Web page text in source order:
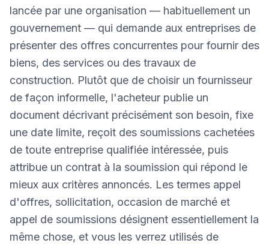
lancée par une organisation — habituellement un
gouvernement — qui demande aux entreprises de
présenter des offres concurrentes pour fournir des
biens, des services ou des travaux de
construction. Plutôt que de choisir un fournisseur
de façon informelle, l'acheteur publie un
document décrivant précisément son besoin, fixe
une date limite, reçoit des soumissions cachetées
de toute entreprise qualifiée intéressée, puis
attribue un contrat à la soumission qui répond le
mieux aux critères annoncés. Les termes appel
d'offres, sollicitation, occasion de marché et
appel de soumissions désignent essentiellement la
même chose, et vous les verrez utilisés de